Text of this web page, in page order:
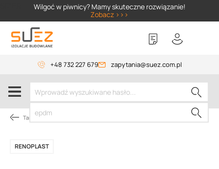
Wilgoć w piwnicy? Mamy skuteczne rozwiązanie!
Zobacz >>>
+48 732 227 679 zapytania@suez.com.pl
Tarasy i balkony
RENOPLAST